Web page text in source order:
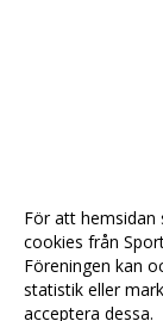
För att hemsidan
cookies från
Föreningen kan
statistik eller
acceptera dessa.